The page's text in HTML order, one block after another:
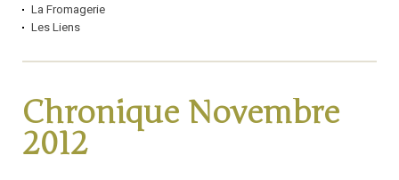
La Fromagerie
Les Liens
Chronique Novembre
2012